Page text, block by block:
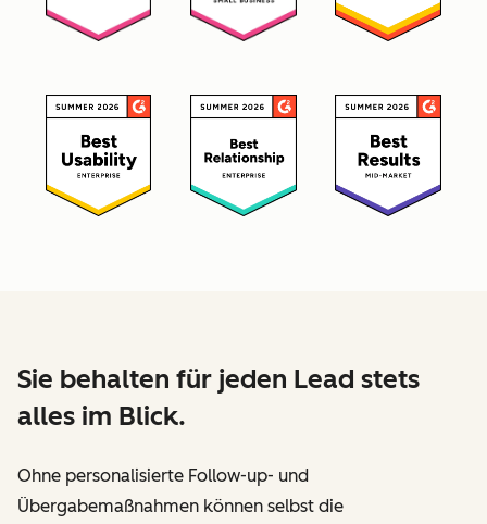
Sie behalten für jeden Lead stets
alles im Blick.
Ohne personalisierte Follow-up- und
Übergabemaßnahmen können selbst die